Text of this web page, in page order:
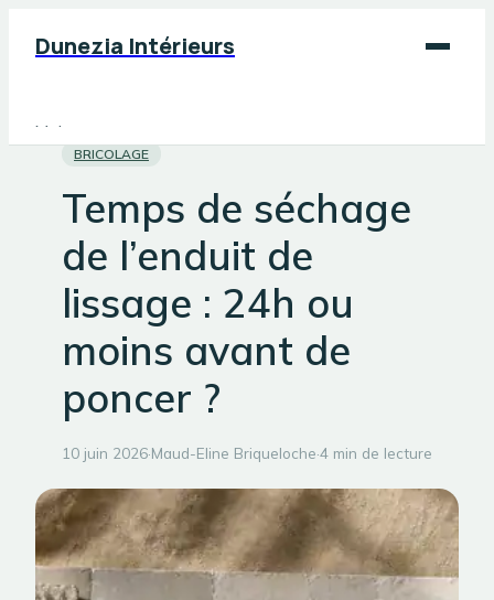
Dunezia Intérieurs
Maison
Jardinage
Bricolage
BRICOLAGE
Temps de séchage
de l’enduit de
lissage : 24h ou
moins avant de
poncer ?
10 juin 2026·Maud-Eline Briqueloche·4 min de lecture